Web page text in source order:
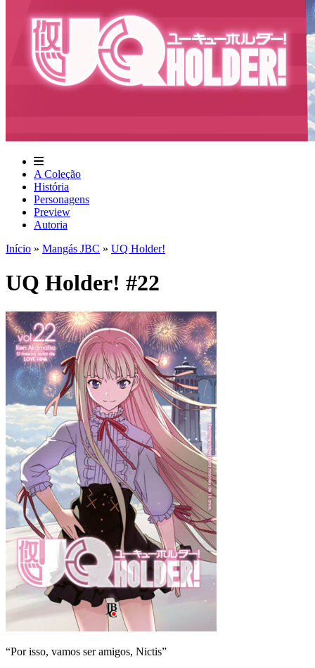
A Coleção
História
Personagens
Preview
Autoria
Início » Mangás JBC » UQ Holder!
UQ Holder! #22
“Por isso, vamos ser amigos, Nictis”